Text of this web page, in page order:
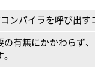
コンパイラを呼び出す
の有無にかかわらず